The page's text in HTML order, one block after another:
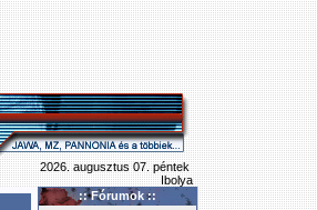
2026. augusztus 07. péntek
Ibolya
:: Fórumok ::